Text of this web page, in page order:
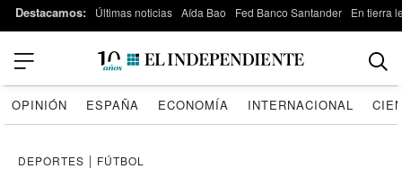
Destacamos: Últimas noticias Aída Bao Fed Banco Santander En tierra
OPINIÓN ESPAÑA ECONOMÍA INTERNACIONAL
DEPORTES | FÚTBOL